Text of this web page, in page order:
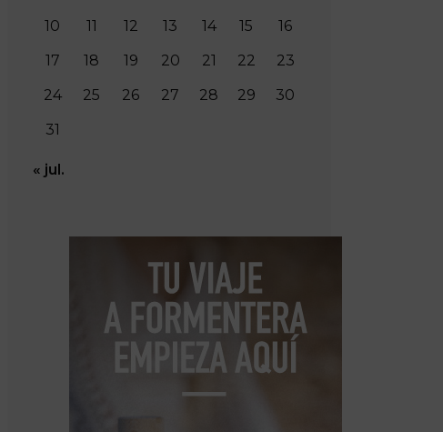
10 11 12 13 14 15
16
17
18 19 20 21 22
23
24
25 26 27 28 29
30
31
« jul.